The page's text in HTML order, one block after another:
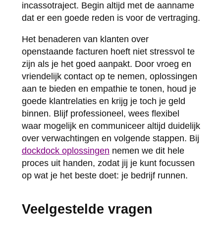
incassotraject. Begin altijd met de aanname
dat er een goede reden is voor de vertraging.
Het benaderen van klanten over
openstaande facturen hoeft niet stressvol te
zijn als je het goed aanpakt. Door vroeg en
vriendelijk contact op te nemen, oplossingen
aan te bieden en empathie te tonen, houd je
goede klantrelaties en krijg je toch je geld
binnen. Blijf professioneel, wees flexibel
waar mogelijk en communiceer altijd duidelijk
over verwachtingen en volgende stappen. Bij
dockdock oplossingen nemen we dit hele
proces uit handen, zodat jij je kunt focussen
op wat je het beste doet: je bedrijf runnen.
Veelgestelde vragen